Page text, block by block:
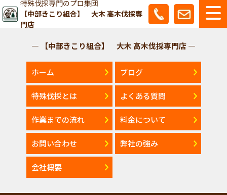
特殊伐採専門のプロ集団
【中部きこり組合】 大木 高木伐採専
門店
— 【中部きこり組合】 大木 高木伐採専門店 —
ホーム ブログ
特殊伐採とは よくある質問
作業までの流れ 料金について
お問い合わせ 弊社の強み
会社概要